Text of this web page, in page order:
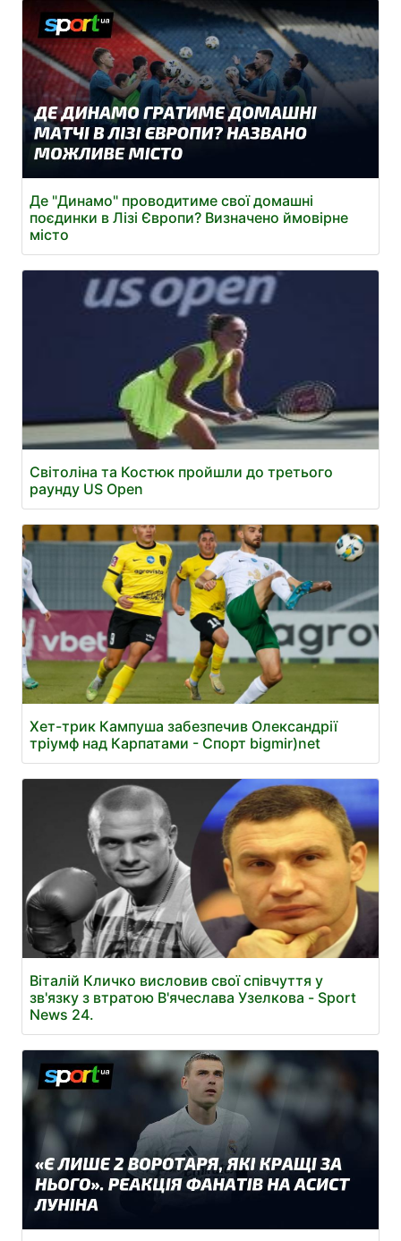
Де "Динамо" проводитиме свої домашні
поєдинки в Лізі Європи? Визначено ймовірне
місто
Світоліна та Костюк пройшли до третього
раунду US Open
Хет-трик Кампуша забезпечив Олександрії
тріумф над Карпатами - Спорт bigmir)net
Віталій Кличко висловив свої співчуття у
зв'язку з втратою В'ячеслава Узелкова - Sport
News 24.